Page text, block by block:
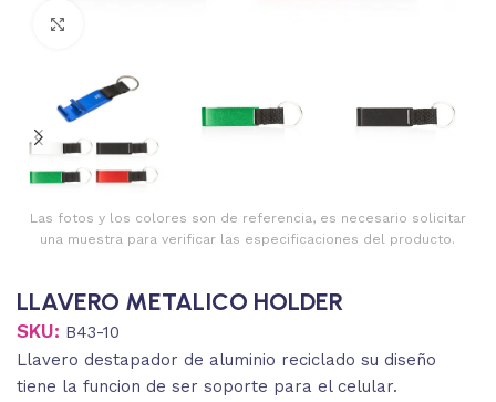
Las fotos y los colores son de referencia, es necesario solicitar
una muestra para verificar las especificaciones del producto.
LLAVERO METALICO HOLDER
SKU: B43-10
Llavero destapador de aluminio reciclado su diseño
tiene la funcion de ser soporte para el celular.